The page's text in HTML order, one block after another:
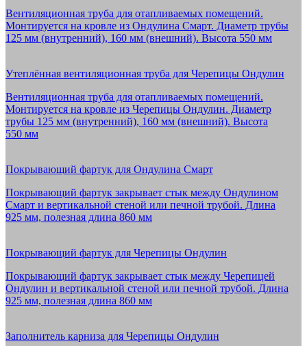
Вентиляционная труба для отапливаемых помещений.
Монтируется на кровле из Ондулина Смарт. Диаметр трубы
125 мм (внутренний), 160 мм (внешний). Высота 550 мм
Утеплённая вентиляционная труба для Черепицы Ондулин
Вентиляционная труба для отапливаемых помещений.
Монтируется на кровле из Черепицы Ондулин. Диаметр
трубы 125 мм (внутренний), 160 мм (внешний). Высота
550 мм
Покрывающий фартук для Ондулина Смарт
Покрывающий фартук закрывает стык между Ондулином
Смарт и вертикальной стеной или печной трубой. Длина
925 мм, полезная длина 860 мм
Покрывающий фартук для Черепицы Ондулин
Покрывающий фартук закрывает стык между Черепицей
Ондулин и вертикальной стеной или печной трубой. Длина
925 мм, полезная длина 860 мм
Заполнитель карниза для Черепицы Ондулин